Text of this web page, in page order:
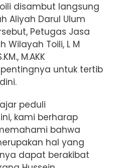
disambut langsung
Aliyah Darul Ulum
Petugas Jasa
Wilayah Toili, L M
M.AKK
untuk tertib
peduli
kami berharap
bahwa
hal yang
dapat berakibat